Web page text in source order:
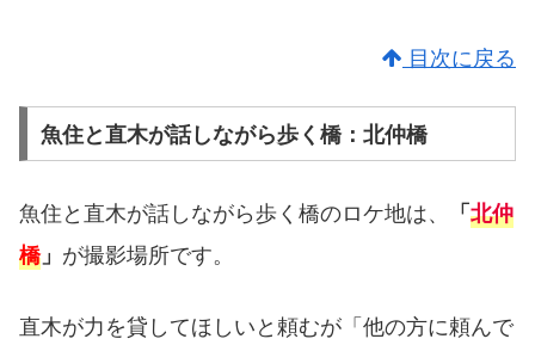
目次に戻る
魚住と直木が話しながら歩く橋：北仲橋
魚住と直木が話しながら歩く橋のロケ地は、 「北仲
橋」 が撮影場所です。
直木が力を貸してほしいと頼むが「他の方に頼んで